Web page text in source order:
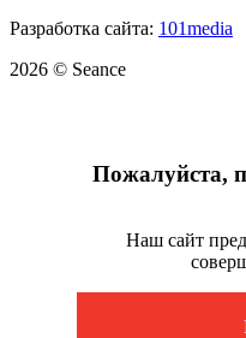
Разработка сайта: 101media
2026 © Seance
Пожалуйста,
Наш сайт